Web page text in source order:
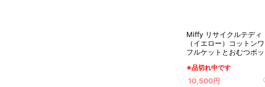
Miffy リサイクルテディ
（イエロー）コットン
フルケットとおむつボ
※品切れ中です
10,500円